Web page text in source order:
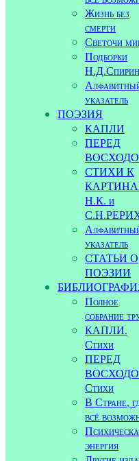
Жизнь без
смерти
Светочи
Подборки
указатель
ПОЭЗИЯ
КАПЛИ
ПЕРЕД
СТИХИ К
Н.К. и
указатель
СТАТЬИ О
ПОЭЗИИ
Полное
собрание
КАПЛИ.
Стихи
ПЕРЕД
Стихи
В Стране,
всё
энергия